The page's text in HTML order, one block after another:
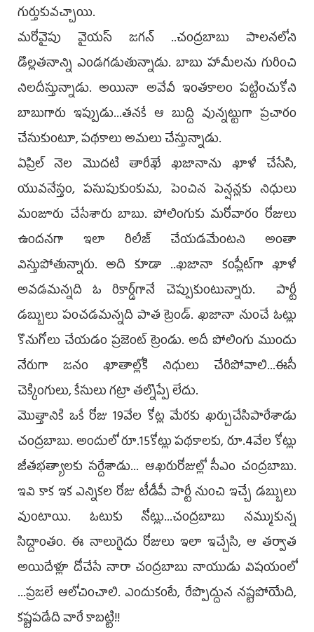
గుర్తుకువచ్చాయి.
మరోవైపు వైయ‌స్ జగన్‌ ..చంద్రబాబు పాలనలోని
డొల్లతనాన్ని ఎండగడుతున్నాడు. బాబు హామీలను గురించి
నిలదీస్తున్నాడు. అయినా అవేవీ ఇంతకాలం పట్టించుకోని
బాబుగారు ఇప్పుడు...తనకే ఆ బుద్ది వున్నట్టుగా ప్రచారం
చేసుకుంటూ, పథకాలు అమలు చేస్తున్నాడు.
ఏప్రిల్‌ నెల మొదటి తారీఖే ఖజానాను ఖాళీ చేసేసి,
యువనేస్తం, పసుపుకుంకుమ, పెంచిన పెన్షన్లకు నిధులు
మంజూరు చేసేశారు బాబు. పోలింగుకు మరోవారం రోజులు
ఉందనగా ఇలా రిలీజ్‌ చేయడమేంటని అంతా
విస్తుపోతున్నారు. అది కూడా ..ఖజానా కంప్లీట్‌గా ఖాళీ
అవడమన్నది ఓ రికార్డ్‌గానే చెప్పుకుంటున్నారు. పార్టీ
డబ్బులు పంచడమన్నది పాత ట్రెండ్‌. ఖజానా నుంచే ఓట్లు
కొనుగోలు చేయడం ప్రజెంట్‌ ట్రెండు. అదీ పోలింగు ముందు
నేరుగా జనం ఖాతాల్లోకి నిధులు చేరిపోవాలి...ఈసీ
చెక్కింగులు, కేసులు గట్రా తల్నొప్పే లేదు.
మొత్తానికి ఒకే రోజు 19వేల కోట్ల మేరకు ఖర్చుచేసిపారేశాడు
చంద్రబాబు. అందులో రూ.15కోట్లు పథకాలకు, రూ.4వేల కోట్లు
జీతభత్యాలకు సర్దేశాడు... ఆఖరురోజుల్లో సీఎం చంద్రబాబు.
ఇవి కాక ఇక ఎన్నికల రోజు టీడీపీ పార్టీ నుంచి ఇచ్చే డబ్బులు
వుంటాయి. ఓటుకు నోట్లు...చంద్రబాబు నమ్ముకున్న
సిద్దాంతం. ఈ నాలుగైదు రోజులు ఇలా ఇచ్చేసి, ఆ తర్వాత
అయిదేళ్లూ దోచేసే నారా చంద్రబాబు నాయుడు విషయంలో
...ప్రజలే ఆలోచించాలి. ఎందుకంటే, రేప్పొద్దున నష్టపోయేది,
కష్టపడేది వారే కాబట్టి!!